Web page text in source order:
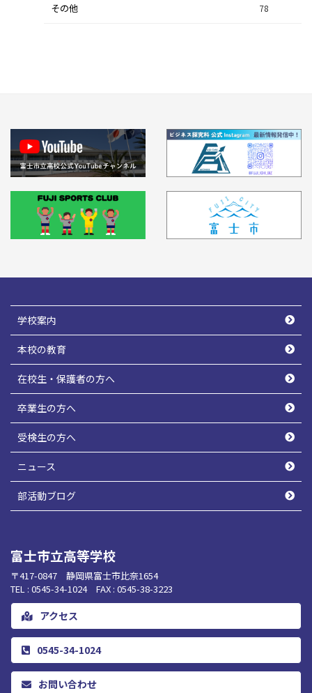
その他 78
学校案内
本校の教育
在校生・保護者の方へ
卒業生の方へ
受検生の方へ
ニュース
部活動ブログ
富士市立高等学校
〒417-0847 静岡県富士市比奈1654
TEL : 0545-34-1024 FAX : 0545-38-3223
アクセス
0545-34-1024
お問い合わせ